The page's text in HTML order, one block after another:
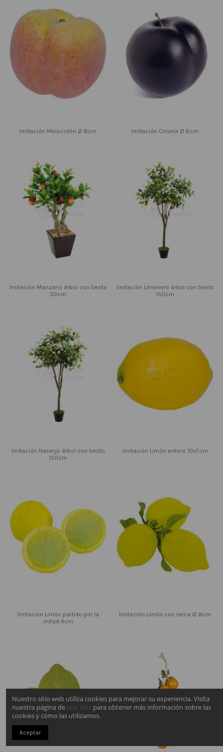
Imitación Melocotón Ø 8cm Imitación Ciruela Ø 6cm
Imitación Manzano árbol con tiesto
50cm
Imitación Limonero árbol con tiesto
150cm
Imitación Naranjo árbol con tiesto
150cm
Imitación Limón entero 10x7cm
Imitación Limón partido por la
mitad 4cm
Imitación Limón con rama Ø 8cm
Nuestro sitio web utiliza cookies para mejorar su experiencia. Visita
nuestra página de Leer Más para obtener más información sobre las
cookies y cómo las utilizamos.
Aceptar